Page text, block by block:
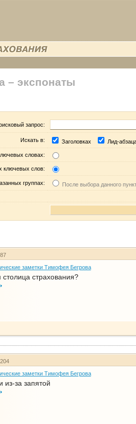
– экспонаты
запрос:
Искать в: Заголовках Лид-
словах:
ключевых слов:
группах: После выбора данного
заметки Тимофея Бегрова
страхования?
заметки Тимофея Бегрова
из-за запятой